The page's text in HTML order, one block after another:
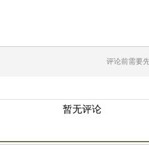
评论前需要
暂无评论